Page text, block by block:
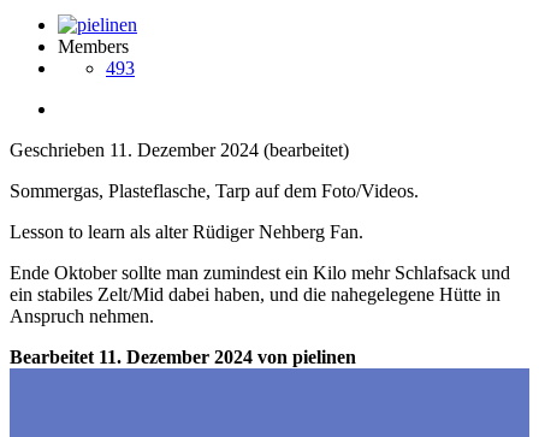
Members
493
Geschrieben 11. Dezember 2024 (bearbeitet)
Sommergas, Plasteflasche, Tarp auf dem Foto/Videos.
Lesson to learn als alter Rüdiger Nehberg Fan.
Ende Oktober sollte man zumindest ein Kilo mehr Schlafsack und
ein stabiles Zelt/Mid dabei haben, und die nahegelegene Hütte in
Anspruch nehmen.
Bearbeitet 11. Dezember 2024 von pielinen